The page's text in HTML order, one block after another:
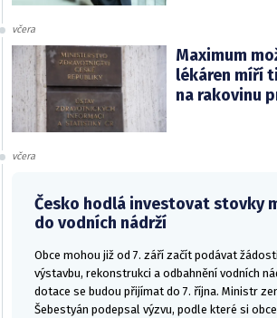
včera
Maximum
lékáren míří
na rakovinu
včera
Česko hodlá investovat stovky
do vodních nádrží
Obce mohou již od 7. září začít podávat
výstavbu, rekonstrukci a odbahnění vodních
dotace se budou přijímat do 7. října. Ministr
Šebestyán podepsal výzvu, podle které si